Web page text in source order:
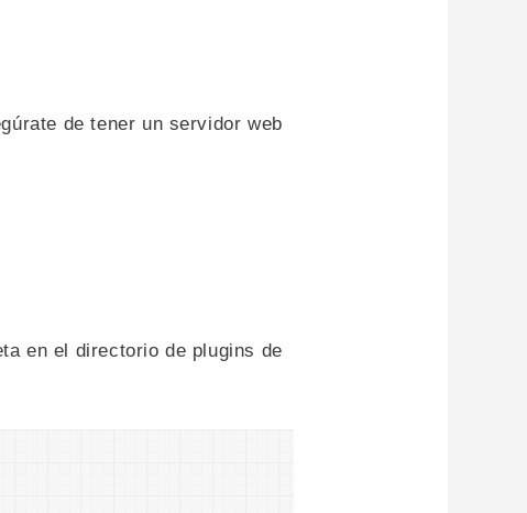
de tener un servidor web
en el directorio de plugins de